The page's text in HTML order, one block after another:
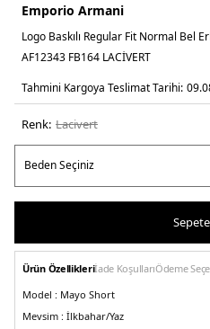
Emporio Armani
Logo Baskılı Regular Fit Normal Bel
AF12343 FB164 LACİVERT
Tahmini Kargoya Teslimat Tarihi:
Renk: laci̇vert
Ürün Özellikleriİade KoşullarıÖdeme
Model : Mayo Short
Mevsim : İlkbahar/Yaz